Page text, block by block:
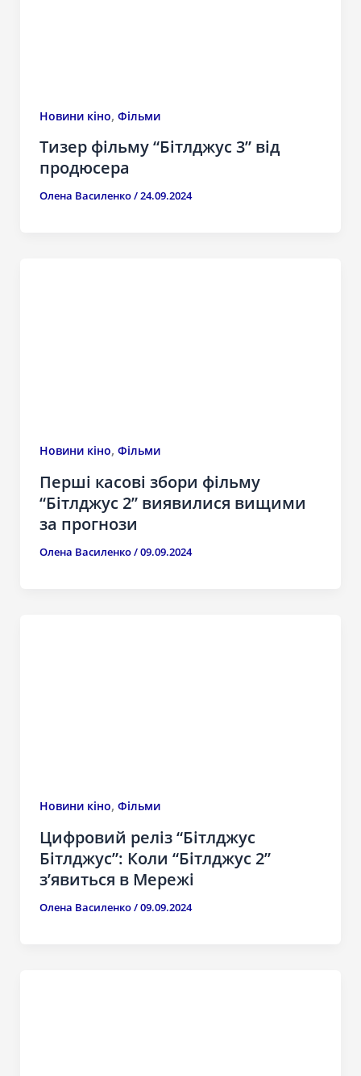
Новини кіно, Фільми
Тизер фільму “Бітлджус 3” від
продюсера
Олена Василенко/24.09.2024
Новини кіно, Фільми
Перші касові збори фільму
“Бітлджус 2” виявилися вищими
за прогнози
Олена Василенко/09.09.2024
Новини кіно, Фільми
Цифровий реліз “Бітлджус
Бітлджус”: Коли “Бітлджус 2”
з’явиться в Мережі
Олена Василенко/09.09.2024